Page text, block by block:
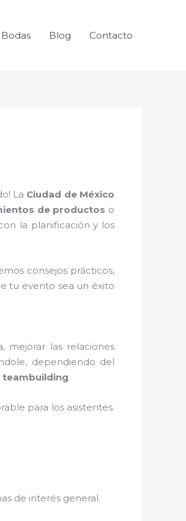
Blog Contacto
La Ciudad de México
de productos o
la planificación y los
consejos prácticos,
tu evento sea un éxito
mejorar las relaciones
dependiendo del
teambuilding.
para los asistentes.
de interés general.